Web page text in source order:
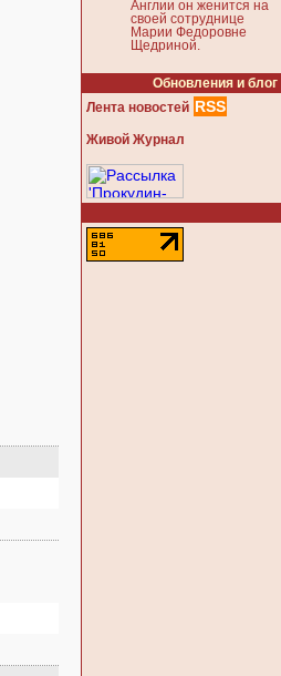
Англии он женится на
своей сотруднице
Марии Федоровне
Щедриной.
Обновления и блог
Лента новостей RSS
Живой Журнал